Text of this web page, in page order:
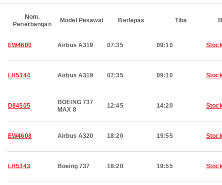
Nom.
Penerbangan
Model Pesawat Berlepas Tiba
EW4600 Airbus A319 07:35 09:10
LH5344 Airbus A319 07:35 09:10
D84505
BOEING 737
MAX 8
12:45 14:20
EW4608 Airbus A320 18:20 19:55
LH5343 Boeing 737 18:20 19:55